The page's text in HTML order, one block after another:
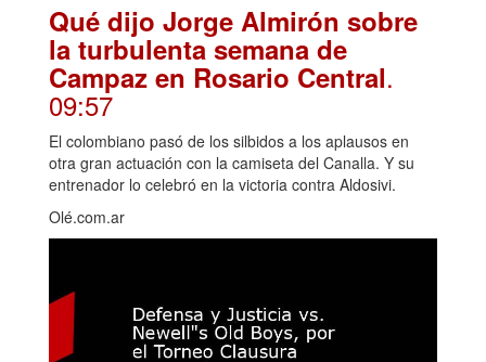
Qué dijo Jorge Almirón sobre
la turbulenta semana de
Campaz en Rosario Central.
09:57
El colombiano pasó de los silbidos a los aplausos en
otra gran actuación con la camiseta del Canalla. Y su
entrenador lo celebró en la victoria contra Aldosivi.
Olé.com.ar